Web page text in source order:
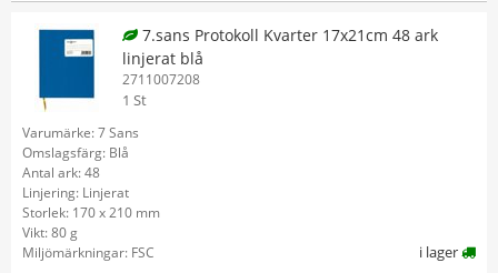
7.sans Protokoll Kvarter 17x21cm 48 ark
linjerat blå
2711007208
1 St
Varumärke: 7 Sans
Omslagsfärg: Blå
Antal ark: 48
Linjering: Linjerat
Storlek: 170 x 210 mm
Vikt: 80 g
Miljömärkningar: FSC
i lager